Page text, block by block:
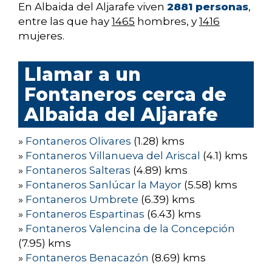
En Albaida del Aljarafe viven 2881 personas,
entre las que hay 1465 hombres, y 1416
mujeres.
Llamar a un
Fontaneros cerca de
Albaida del Aljarafe
» Fontaneros Olivares (1.28) kms
» Fontaneros Villanueva del Ariscal (4.1) kms
» Fontaneros Salteras (4.89) kms
» Fontaneros Sanlúcar la Mayor (5.58) kms
» Fontaneros Umbrete (6.39) kms
» Fontaneros Espartinas (6.43) kms
» Fontaneros Valencina de la Concepción
(7.95) kms
» Fontaneros Benacazón (8.69) kms